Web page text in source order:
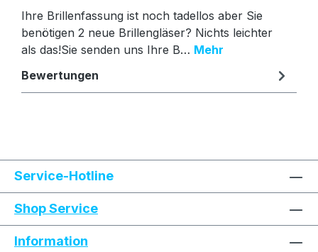
Ihre Brillenfassung ist noch tadellos aber Sie
benötigen 2 neue Brillengläser? Nichts leichter
als das!Sie senden uns Ihre B… Mehr
Bewertungen
Service-Hotline
Shop Service
Information
Text vergrößern Hochkontrastmodus
Farben invertieren
Niedrige Sättigung